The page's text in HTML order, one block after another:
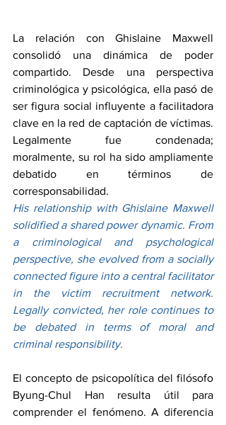
La relación con Ghislaine Maxwell
consolidó una dinámica de poder
compartido. Desde una perspectiva
criminológica y psicológica, ella pasó de
ser figura social influyente a facilitadora
clave en la red de captación de víctimas.
Legalmente fue condenada;
moralmente, su rol ha sido ampliamente
debatido en términos de
corresponsabilidad.
His relationship with Ghislaine Maxwell
solidified a shared power dynamic. From
a criminological and psychological
perspective, she evolved from a socially
connected figure into a central facilitator
in the victim recruitment network.
Legally convicted, her role continues to
be debated in terms of moral and
criminal responsibility.
El concepto de psicopolítica del filósofo
Byung-Chul Han resulta útil para
comprender el fenómeno. A diferencia